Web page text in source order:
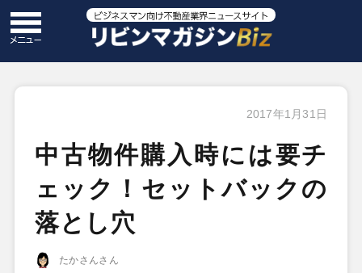
2017年1月31日
中古物件購入時には要チ
ェック！セットバックの
落とし穴
たかさんさん